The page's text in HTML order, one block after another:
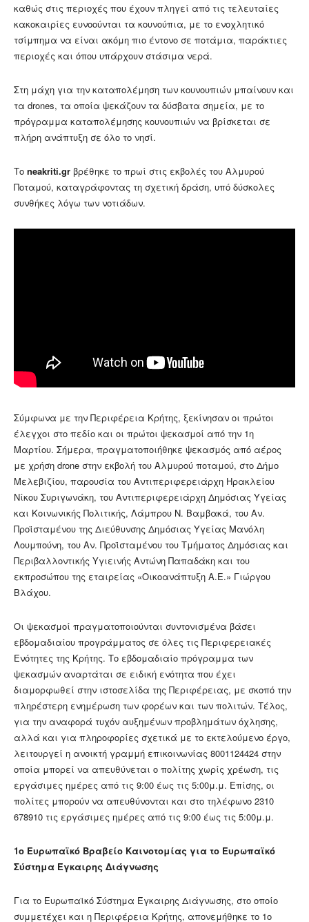
καθώς στις περιοχές που έχουν πληγεί από τις τελευταίες
κακοκαιρίες ευνοούνται τα κουνούπια, με το ενοχλητικό
τσίμπημα να είναι ακόμη πιο έντονο σε ποτάμια, παράκτιες
περιοχές και όπου υπάρχουν στάσιμα νερά.
Στη μάχη για την καταπολέμηση των κουνουπιών μπαίνουν και
τα drones, τα οποία ψεκάζουν τα δύσβατα σημεία, με το
πρόγραμμα καταπολέμησης κουνουπιών να βρίσκεται σε
πλήρη ανάπτυξη σε όλο το νησί.
Το neakriti.gr βρέθηκε το πρωί στις εκβολές του Αλμυρού
Ποταμού, καταγράφοντας τη σχετική δράση, υπό δύσκολες
συνθήκες λόγω των νοτιάδων.
Σύμφωνα με την Περιφέρεια Κρήτης, ξεκίνησαν οι πρώτοι
έλεγχοι στο πεδίο και οι πρώτοι ψεκασμοί από την 1η
Μαρτίου. Σήμερα, πραγματοποιήθηκε ψεκασμός από αέρος
με χρήση drone στην εκβολή του Αλμυρού ποταμού, στο Δήμο
Μελεβιζίου, παρουσία του Αντιπεριφερειάρχη Ηρακλείου
Νίκου Συριγωνάκη, του Αντιπεριφερειάρχη Δημόσιας Υγείας
και Κοινωνικής Πολιτικής, Λάμπρου Ν. Βαμβακά, του Αν.
Προϊσταμένου της Διεύθυνσης Δημόσιας Υγείας Μανόλη
Λουμπούνη, του Αν. Προϊσταμένου του Τμήματος Δημόσιας και
Περιβαλλοντικής Υγιεινής Αντώνη Παπαδάκη και του
εκπροσώπου της εταιρείας «Οικοανάπτυξη Α.Ε.» Γιώργου
Βλάχου.
Οι ψεκασμοί πραγματοποιούνται συντονισμένα βάσει
εβδομαδιαίου προγράμματος σε όλες τις Περιφερειακές
Ενότητες της Κρήτης. Το εβδομαδιαίο πρόγραμμα των
ψεκασμών αναρτάται σε ειδική ενότητα που έχει
διαμορφωθεί στην ιστοσελίδα της Περιφέρειας, με σκοπό την
πληρέστερη ενημέρωση των φορέων και των πολιτών. Τέλος,
για την αναφορά τυχόν αυξημένων προβλημάτων όχλησης,
αλλά και για πληροφορίες σχετικά με το εκτελούμενο έργο,
λειτουργεί η ανοικτή γραμμή επικοινωνίας 8001124424 στην
οποία μπορεί να απευθύνεται ο πολίτης χωρίς χρέωση, τις
εργάσιμες ημέρες από τις 9:00 έως τις 5:00μ.μ. Επίσης, οι
πολίτες μπορούν να απευθύνονται και στο τηλέφωνο 2310
678910 τις εργάσιμες ημέρες από τις 9:00 έως τις 5:00μ.μ.
1ο Ευρωπαϊκό Βραβείο Καινοτομίας για το Ευρωπαϊκό
Σύστημα Έγκαιρης Διάγνωσης
Για το Ευρωπαϊκό Σύστημα Έγκαιρης Διάγνωσης, στο οποίο
συμμετέχει και η Περιφέρεια Κρήτης, απονεμήθηκε το 1ο